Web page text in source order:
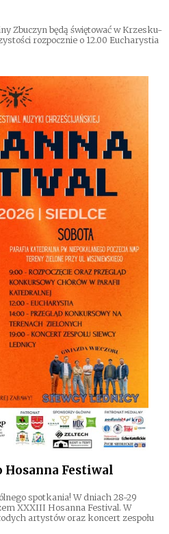
Zbuczyn będą świętować w Krzesku-
rozpocznie o 12.00 Eucharystia
Hosanna Festiwal
spotkania! W dniach 28-29
XXXIII Hosanna Festival. W
artystów oraz koncert zespołu